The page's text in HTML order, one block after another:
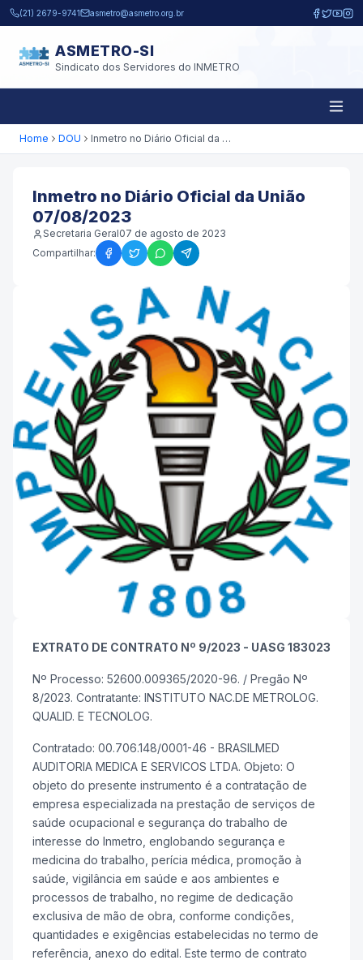
Pular para o conteúdo principal
(21) 2679-9741 asmetro@asmetro.org.br
ASMETRO-SI
Sindicato dos Servidores do INMETRO
Home DOU Inmetro no Diário Oficial da União 07/08/2023
Inmetro no Diário Oficial da União
07/08/2023
Secretaria Geral07 de agosto de 2023
Compartilhar:
EXTRATO DE CONTRATO Nº 9/2023 - UASG 183023
Nº Processo: 52600.009365/2020-96. / Pregão Nº
8/2023. Contratante: INSTITUTO NAC.DE METROLOG.
QUALID. E TECNOLOG.
Contratado: 00.706.148/0001-46 - BRASILMED
AUDITORIA MEDICA E SERVICOS LTDA. Objeto: O
objeto do presente instrumento é a contratação de
empresa especializada na prestação de serviços de
saúde ocupacional e segurança do trabalho de
interesse do Inmetro, englobando segurança e
medicina do trabalho, perícia médica, promoção à
saúde, vigilância em saúde e aos ambientes e
processos de trabalho, no regime de dedicação
exclusiva de mão de obra, conforme condições,
quantidades e exigências estabelecidas no termo de
referência, anexo do edital. Este termo de contrato